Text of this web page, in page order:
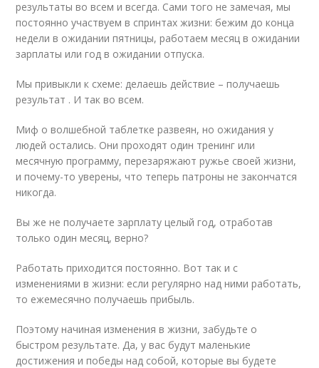
результаты во всем и всегда. Сами того не замечая, мы
постоянно участвуем в спринтах жизни: бежим до конца
недели в ожидании пятницы, работаем месяц в ожидании
зарплаты или год в ожидании отпуска.
Мы привыкли к схеме: делаешь действие – получаешь
результат . И так во всем.
Миф о волшебной таблетке развеян, но ожидания у
людей остались. Они проходят один тренинг или
месячную программу, перезаряжают ружье своей жизни,
и почему-то уверены, что теперь патроны не закончатся
никогда.
Вы же не получаете зарплату целый год, отработав
только один месяц, верно?
Работать приходится постоянно. Вот так и с
изменениями в жизни: если регулярно над ними работать,
то ежемесячно получаешь прибыль.
Поэтому начиная изменения в жизни, забудьте о
быстром результате. Да, у вас будут маленькие
достижения и победы над собой, которые вы будете